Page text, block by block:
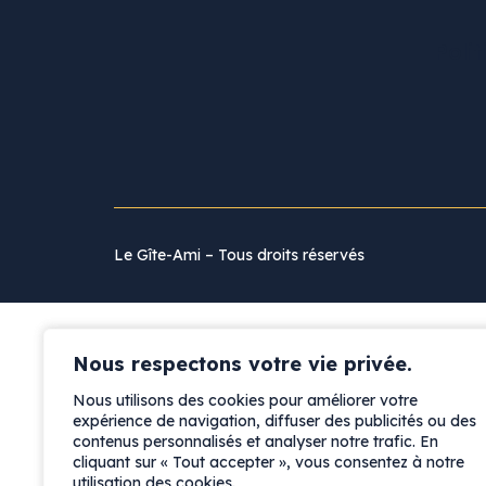
Nous respectons votre vie privée.
Nous utilisons des cookies pour améliorer votre
expérience de navigation, diffuser des publicités ou des
contenus personnalisés et analyser notre trafic. En
cliquant sur « Tout accepter », vous consentez à notre
Le Gîte-Ami – Tous droits réservés